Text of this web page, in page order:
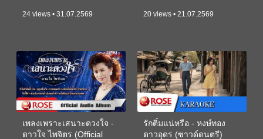
24 views • 31.07.2569 20 views • 21.07.2569
เพลงเพราะเสนาะดวงใจ -
ดาวใจ ไพจิตร (Official
รักติ๋มแน่หรือ - หงษ์ทอง
ดาวอุดร (ซาวด์ดนตรี)